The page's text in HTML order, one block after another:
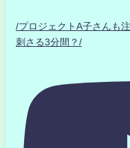
/プロジェクトA子さん
刺さる3分間？/